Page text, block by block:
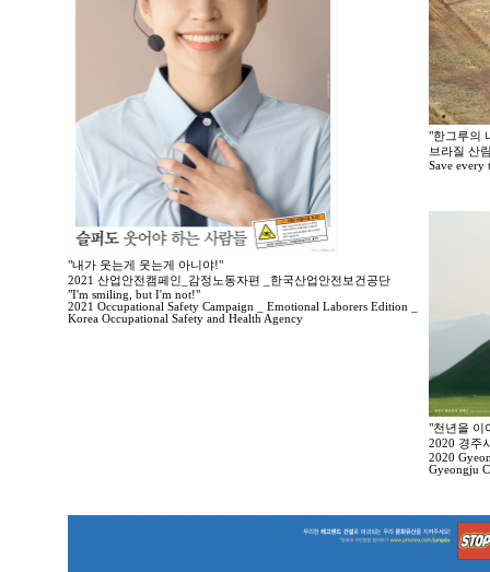
"내가 웃는게 웃는게 아니야!"
2021 산업안전캠페인_감정노동자편 _한국산업안전보건공단
"I'm smiling, but I'm not!"
2021 Occupational Safety Campaign _ Emotional Laborers Edition _
Korea Occupational Safety and Health Agency
"한그루의
브라질 산
Save every
"천년을 이
2020 경주
2020
Gyeongju